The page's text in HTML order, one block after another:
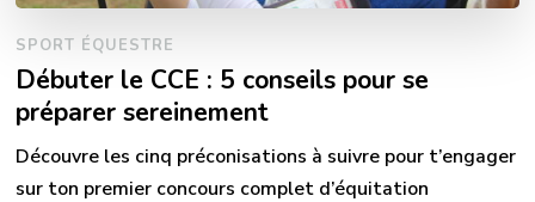
SPORT ÉQUESTRE
Débuter le CCE : 5 conseils pour se
préparer sereinement
Découvre les cinq préconisations à suivre pour t’engager
sur ton premier concours complet d’équitation